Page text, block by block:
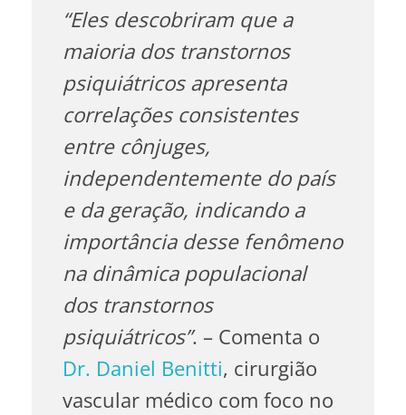
“Eles descobriram que a
maioria dos transtornos
psiquiátricos apresenta
correlações consistentes
entre cônjuges,
independentemente do país
e da geração, indicando a
importância desse fenômeno
na dinâmica populacional
dos transtornos
psiquiátricos”. – Comenta o
Dr. Daniel Benitti, cirurgião
vascular médico com foco no